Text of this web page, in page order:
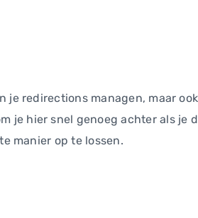
je redirections managen, maar
je hier snel genoeg achter als je
manier op te lossen.